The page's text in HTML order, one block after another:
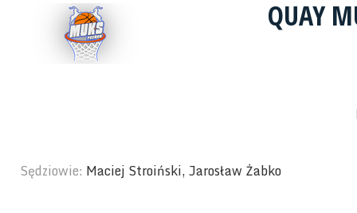
QUAY
Sędziowie: Maciej Stroiński, Jarosław Żabko